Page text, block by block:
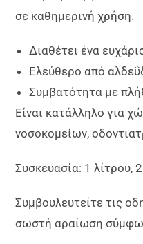
σε καθημερινή χρήση.
Διαθέτει ένα
Ελεύθερο από
Συμβατότητα με
Είναι κατάλληλο για
νοσοκομείων,
Συσκευασία: 1 λίτρου,
Συμβουλευτείτε τις
σωστή αραίωση